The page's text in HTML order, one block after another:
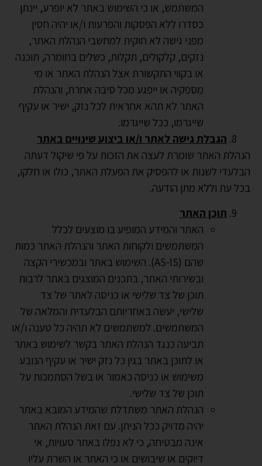
המשתמש, או כי השימוש באתר לא יופרע, יינתן
כסדרו ללא הפסקות והפרעות ו/או יהיה חסין
מפני גישה לא חוקית למחשבי הנהלת האתר,
נזקים, קלקולים, תקלות, כשלים בחומרה, תוכנה
או בקווי התקשורת אצל הנהלת האתר או מי
מספקיה או ייפגע מכל סיבה אחרת, והנהלת
האתר לא תהא אחראית לכל נזק, ישיר או עקיף
שייגרמו, ככל שייגרמו.
הגבלת גישה לאתר ו/או ביצוע שינויים באתר
הנהלת האתר שומרת לעצה את הזכות על פי שיקול דעתה
הבלעדי לשנות או להפסיק את הפעלת האתר, כולו או חלקו,
בכל עת וללא מתן הודעה.
תוכן האתר
האתר והמידע המופיע בו מוצעים לכלל
המשתמשים ולקוחות האתר והנהלת האתר כמות
שהם (AS-IS). השימוש באתר ובמכשירי הקצה
ובשירותי האתר, בתכנים המוצגים באתר לרבות
תוכן של צד שלישי או כניסה לאתר של צד
שלישי, יעשה באחריותם הבלעדית והמלאה של
המשתמשים. למשתמשים לא תהיה כל טענה ו/או
תביעה כנגד הנהלת האתר בקשר לשימוש באתר
או לתוכן באתר בגין כל נזק ישיר או עקיף הנובע
משימוש או כניסה כאמור או בשל הסתמכות על
תוכן של צד שלישי.
הנהלת האתר משתדלת שהמידע המובא באתר
יהיה מדויק ככל הניתן. עם זאת הנהלת האתר
אינה מבטיחה, כי לא נפלו באתר טעויות, אי
דיוקים או שיבושים או כי האתר או השרת עליו